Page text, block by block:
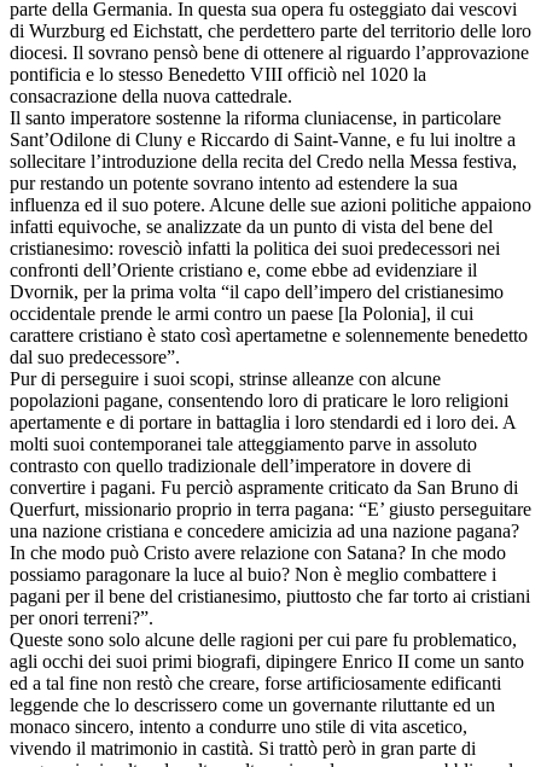
parte della Germania. In questa sua opera fu osteggiato dai vescovi
di Wurzburg ed Eichstatt, che perdettero parte del territorio delle loro
diocesi. Il sovrano pensò bene di ottenere al riguardo l’approvazione
pontificia e lo stesso Benedetto VIII officiò nel 1020 la
consacrazione della nuova cattedrale.
Il santo imperatore sostenne la riforma cluniacense, in particolare
Sant’Odilone di Cluny e Riccardo di Saint-Vanne, e fu lui inoltre a
sollecitare l’introduzione della recita del Credo nella Messa festiva,
pur restando un potente sovrano intento ad estendere la sua
influenza ed il suo potere. Alcune delle sue azioni politiche appaiono
infatti equivoche, se analizzate da un punto di vista del bene del
cristianesimo: rovesciò infatti la politica dei suoi predecessori nei
confronti dell’Oriente cristiano e, come ebbe ad evidenziare il
Dvornik, per la prima volta “il capo dell’impero del cristianesimo
occidentale prende le armi contro un paese [la Polonia], il cui
carattere cristiano è stato così apertametne e solennemente benedetto
dal suo predecessore”.
Pur di perseguire i suoi scopi, strinse alleanze con alcune
popolazioni pagane, consentendo loro di praticare le loro religioni
apertamente e di portare in battaglia i loro stendardi ed i loro dei. A
molti suoi contemporanei tale atteggiamento parve in assoluto
contrasto con quello tradizionale dell’imperatore in dovere di
convertire i pagani. Fu perciò aspramente criticato da San Bruno di
Querfurt, missionario proprio in terra pagana: “E’ giusto perseguitare
una nazione cristiana e concedere amicizia ad una nazione pagana?
In che modo può Cristo avere relazione con Satana? In che modo
possiamo paragonare la luce al buio? Non è meglio combattere i
pagani per il bene del cristianesimo, piuttosto che far torto ai cristiani
per onori terreni?”.
Queste sono solo alcune delle ragioni per cui pare fu problematico,
agli occhi dei suoi primi biografi, dipingere Enrico II come un santo
ed a tal fine non restò che creare, forse artificiosamente edificanti
leggende che lo descrissero come un governante riluttante ed un
monaco sincero, intento a condurre uno stile di vita ascetico,
vivendo il matrimonio in castità. Si trattò però in gran parte di